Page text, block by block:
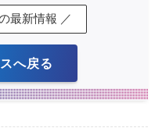
最新情報 ／
へ戻る